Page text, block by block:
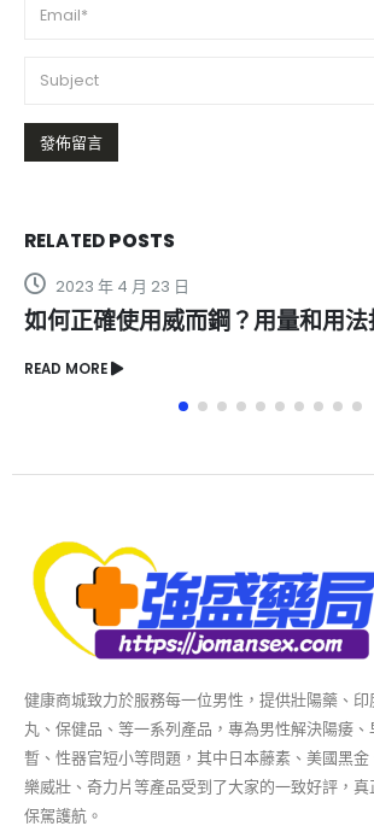
RELATEDPOSTS
2023 年 7 月 31 日
保羅V8：壯陽界的強力選擇，效
健康商城致力於服務每一位男性，提供壯陽藥、
丸、保健品、等一系列產品，專為男性解決陽痿、
暫、性器官短小等問題，其中日本藤素、美國黑
樂威壯、奇力片等產品受到了大家的一致好評，真